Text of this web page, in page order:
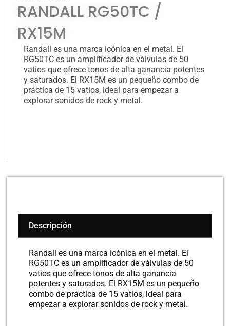
RANDALL RG50TC /
RX15M
Randall es una marca icónica en el metal. El
RG50TC es un amplificador de válvulas de 50
vatios que ofrece tonos de alta ganancia potentes
y saturados. El RX15M es un pequeño combo de
práctica de 15 vatios, ideal para empezar a
explorar sonidos de rock y metal.
Descripción
Randall es una marca icónica en el metal. El
RG50TC es un amplificador de válvulas de 50
vatios que ofrece tonos de alta ganancia
potentes y saturados. El RX15M es un pequeño
combo de práctica de 15 vatios, ideal para
empezar a explorar sonidos de rock y metal.